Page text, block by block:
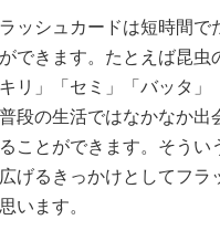
ッシュカードは短時間で
できます。たとえば昆虫
リ」「セミ」「バッタ」
段の生活ではなかなか出
ことができます。そうい
げるきっかけとしてフラ
います。